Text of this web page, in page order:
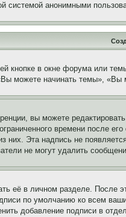
системой анонимными
кнопке в окне форума или
можете начинать темы», «Вы
вы можете
времени после
них. Эта надпись не
не могут удалить
её в личном разделе. После
по умолчанию ко всем
добавление подписи в